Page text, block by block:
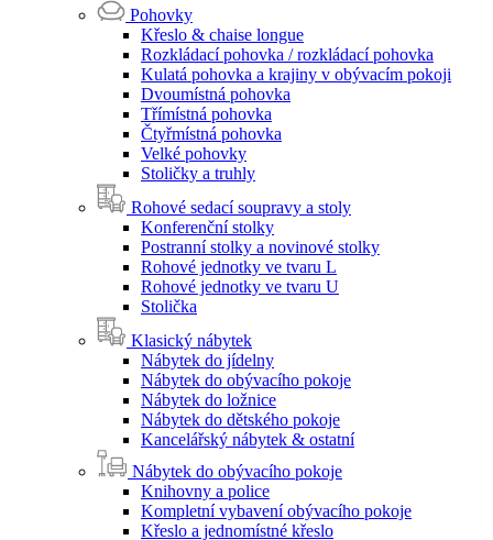
Pohovky
Křeslo & chaise longue
Rozkládací pohovka / rozkládací pohovka
Kulatá pohovka a krajiny v obývacím pokoji
Dvoumístná pohovka
Třímístná pohovka
Čtyřmístná pohovka
Velké pohovky
Stoličky a truhly
Rohové sedací soupravy a stoly
Konferenční stolky
Postranní stolky a novinové stolky
Rohové jednotky ve tvaru L
Rohové jednotky ve tvaru U
Stolička
Klasický nábytek
Nábytek do jídelny
Nábytek do obývacího pokoje
Nábytek do ložnice
Nábytek do dětského pokoje
Kancelářský nábytek & ostatní
Nábytek do obývacího pokoje
Knihovny a police
Kompletní vybavení obývacího pokoje
Křeslo a jednomístné křeslo